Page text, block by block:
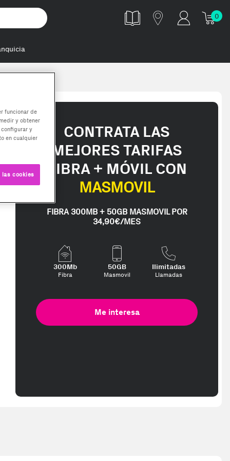
0
CONTRATA LAS
MEJORES TARIFAS
FIBRA + MÓVIL CON
MASMOVIL
FIBRA 300MB + 50GB MASMOVIL POR
34,90€/MES
300Mb
Fibra
50GB
Masmovil
Ilimitadas
Llamadas
Me interesa
funcionar de
y obtener
y
en cualquier
cookies